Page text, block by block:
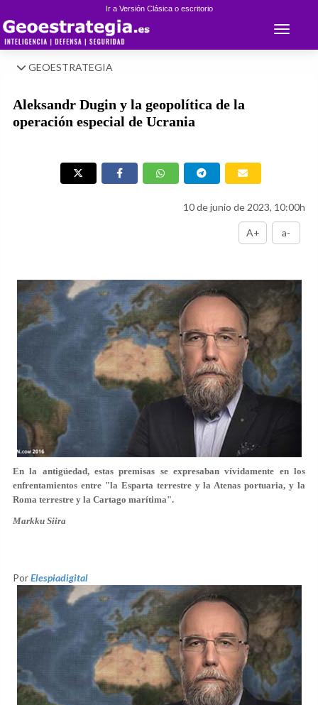
Ir a Versión Clásica o escritorio
Toggle
GEOESTRATEGIA
Aleksandr Dugin y la geopolítica de la
operación especial de Ucrania
10 de junio de 2023, 10:00h
A+ a-
En la antigüedad, estas premisas se expresaban vívidamente en los
enfrentamientos entre "la Esparta terrestre y la Atenas portuaria, y la
Roma terrestre y la Cartago marítima".
Markku Siira
PorElespiadigital